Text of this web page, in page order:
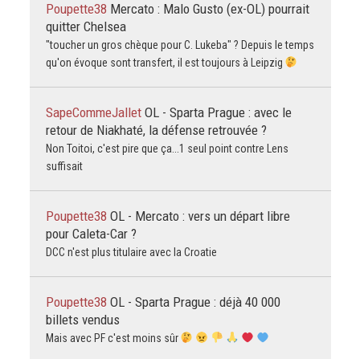
Poupette38 Mercato : Malo Gusto (ex-OL) pourrait
quitter Chelsea
"toucher un gros chèque pour C. Lukeba" ? Depuis le temps
qu'on évoque sont transfert, il est toujours à Leipzig
SapeCommeJallet OL - Sparta Prague : avec le
retour de Niakhaté, la défense retrouvée ?
Non Toitoi, c'est pire que ça...1 seul point contre Lens
suffisait
Poupette38 OL - Mercato : vers un départ libre
pour Caleta-Car ?
DCC n'est plus titulaire avec la Croatie
Poupette38 OL - Sparta Prague : déjà 40 000
billets vendus
Mais avec PF c'est moins sûr